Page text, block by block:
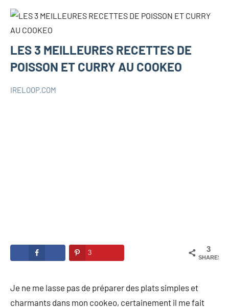
LES 3 MEILLEURES RECETTES DE
POISSON ET CURRY AU COOKEO
IRELOOP.COM
3
SHARES
3
Je ne me lasse pas de préparer des plats simples et
charmants dans mon cookeo, certainement il me fait